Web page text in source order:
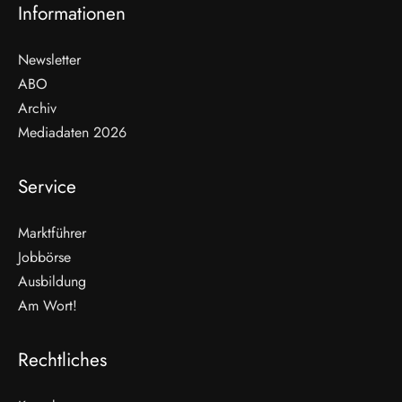
Informationen
Newsletter
ABO
Archiv
Mediadaten 2026
Service
Marktführer
Jobbörse
Ausbildung
Am Wort!
Rechtliches